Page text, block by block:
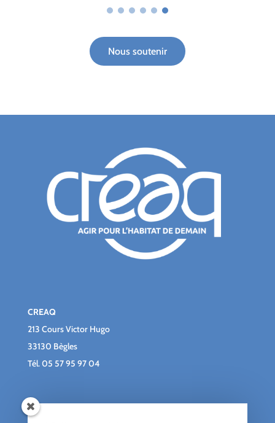
Nous soutenir
CREAQ
213 Cours Victor Hugo
33130 Bègles
Tél.05 57 95 97 04
Qui sommes-nous ?